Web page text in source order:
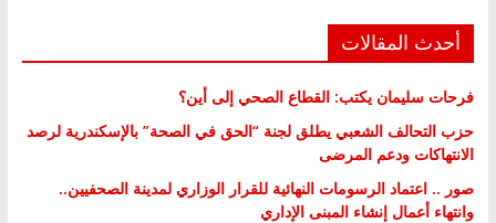
أحدث المقالات
فرحات سليمان يكتب: القطاع الصحي إلى أين؟
حزب التحالف الشعبي يطلق لجنة “الحق في الصحة” بالإسكندرية لرصد
الانتهاكات ودعم المرضى
صور .. اعتماد الرسومات النهائية للقرار الوزاري لمدينة الصحفيين..
وانتهاء أعمال إنشاء المبنى الإداري